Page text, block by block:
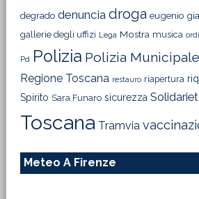
degrado denuncia droga eugenio
gallerie degli uffizi Lega Mostra musica
Pd Polizia Polizia Municipale
Regione Toscana restauro riapertura
Spirito Sara Funaro sicurezza
Toscana Tramvia
Meteo A Firenze